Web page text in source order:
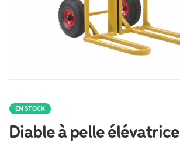
EN STOCK
Diable à pelle élévatrice